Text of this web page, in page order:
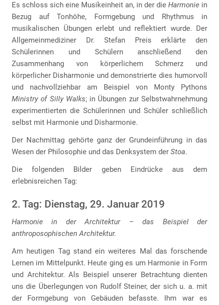
Es schloss sich eine Musikeinheit an, in der die Harmonie in
Bezug auf Tonhöhe, Formgebung und Rhythmus in
musikalischen Übungen erlebt und reflektiert wurde. Der
Allgemeinmediziner Dr. Stefan Preis erklärte den
Schülerinnen und Schülern anschließend den
Zusammenhang von körperlichem Schmerz und
körperlicher Disharmonie und demonstrierte dies humorvoll
und nachvollziehbar am Beispiel von Monty Pythons
Ministry of Silly Walks; in Übungen zur Selbstwahrnehmung
experimentierten die Schülerinnen und Schüler schließlich
selbst mit Harmonie und Disharmonie.
Der Nachmittag gehörte ganz der Grundeinführung in das
Wesen der Philosophie und das Denksystem der Stoa.
Die folgenden Bilder geben Eindrücke aus dem
erlebnisreichen Tag:
2. Tag: Dienstag, 29. Januar 2019
Harmonie in der Architektur – das Beispiel der
anthroposophischen Architektur.
Am heutigen Tag stand ein weiteres Mal das forschende
Lernen im Mittelpunkt. Heute ging es um Harmonie in Form
und Architektur. Als Beispiel unserer Betrachtung dienten
uns die Überlegungen von Rudolf Steiner, der sich u. a. mit
der Formgebung von Gebäuden befasste. Ihm war es